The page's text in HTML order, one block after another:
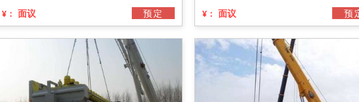
¥： 面议 预定 ¥： 面议 预